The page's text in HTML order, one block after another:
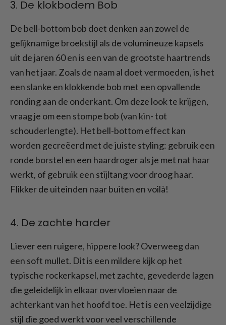
3. De klokbodem Bob
De bell-bottom bob doet denken aan zowel de
gelijknamige broekstijl als de volumineuze kapsels
uit de jaren 60 en is een van de grootste haartrends
van het jaar. Zoals de naam al doet vermoeden, is het
een slanke en klokkende bob met een opvallende
ronding aan de onderkant. Om deze look te krijgen,
vraag je om een stompe bob (van kin- tot
schouderlengte). Het bell-bottom effect kan
worden gecreëerd met de juiste styling: gebruik een
ronde borstel en een haardroger als je met nat haar
werkt, of gebruik een stijltang voor droog haar.
Flikker de uiteinden naar buiten en voilà!
4. De zachte harder
Liever een ruigere, hippere look? Overweeg dan
een soft mullet. Dit is een mildere kijk op het
typische rockerkapsel, met zachte, gevederde lagen
die geleidelijk in elkaar overvloeien naar de
achterkant van het hoofd toe. Het is een veelzijdige
stijl die goed werkt voor veel verschillende